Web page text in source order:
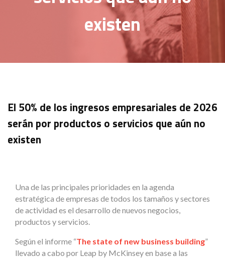
existen
El 50% de los ingresos empresariales de 2026
serán por productos o servicios que aún no
existen
Una de las principales prioridades en la agenda
estratégica de empresas de todos los tamaños y sectores
de actividad es el desarrollo de nuevos negocios,
productos y servicios.
Según el informe “The state of new business building”
llevado a cabo por Leap by McKinsey en base a las